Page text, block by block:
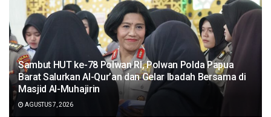
Sambut HUT ke-78 Polwan RI, Polwan Polda Papua
Barat Salurkan Al-Qur’an dan Gelar Ibadah Bersama di
Masjid Al-Muhajirin
AGUSTUS 7, 2026